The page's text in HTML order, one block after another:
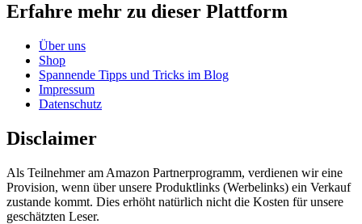
Erfahre mehr zu dieser Plattform
Über uns
Shop
Spannende Tipps und Tricks im Blog
Impressum
Datenschutz
Disclaimer
Als Teilnehmer am Amazon Partnerprogramm, verdienen wir eine
Provision, wenn über unsere Produktlinks (Werbelinks) ein Verkauf
zustande kommt. Dies erhöht natürlich nicht die Kosten für unsere
geschätzten Leser.